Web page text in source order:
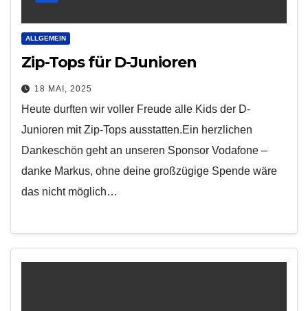
ALLGEMEIN
Zip-Tops für D-Junioren
18 MAI, 2025
Heute durften wir voller Freude alle Kids der D-
Junioren mit Zip-Tops ausstatten.Ein herzlichen
Dankeschön geht an unseren Sponsor Vodafone –
danke Markus, ohne deine großzügige Spende wäre
das nicht möglich…